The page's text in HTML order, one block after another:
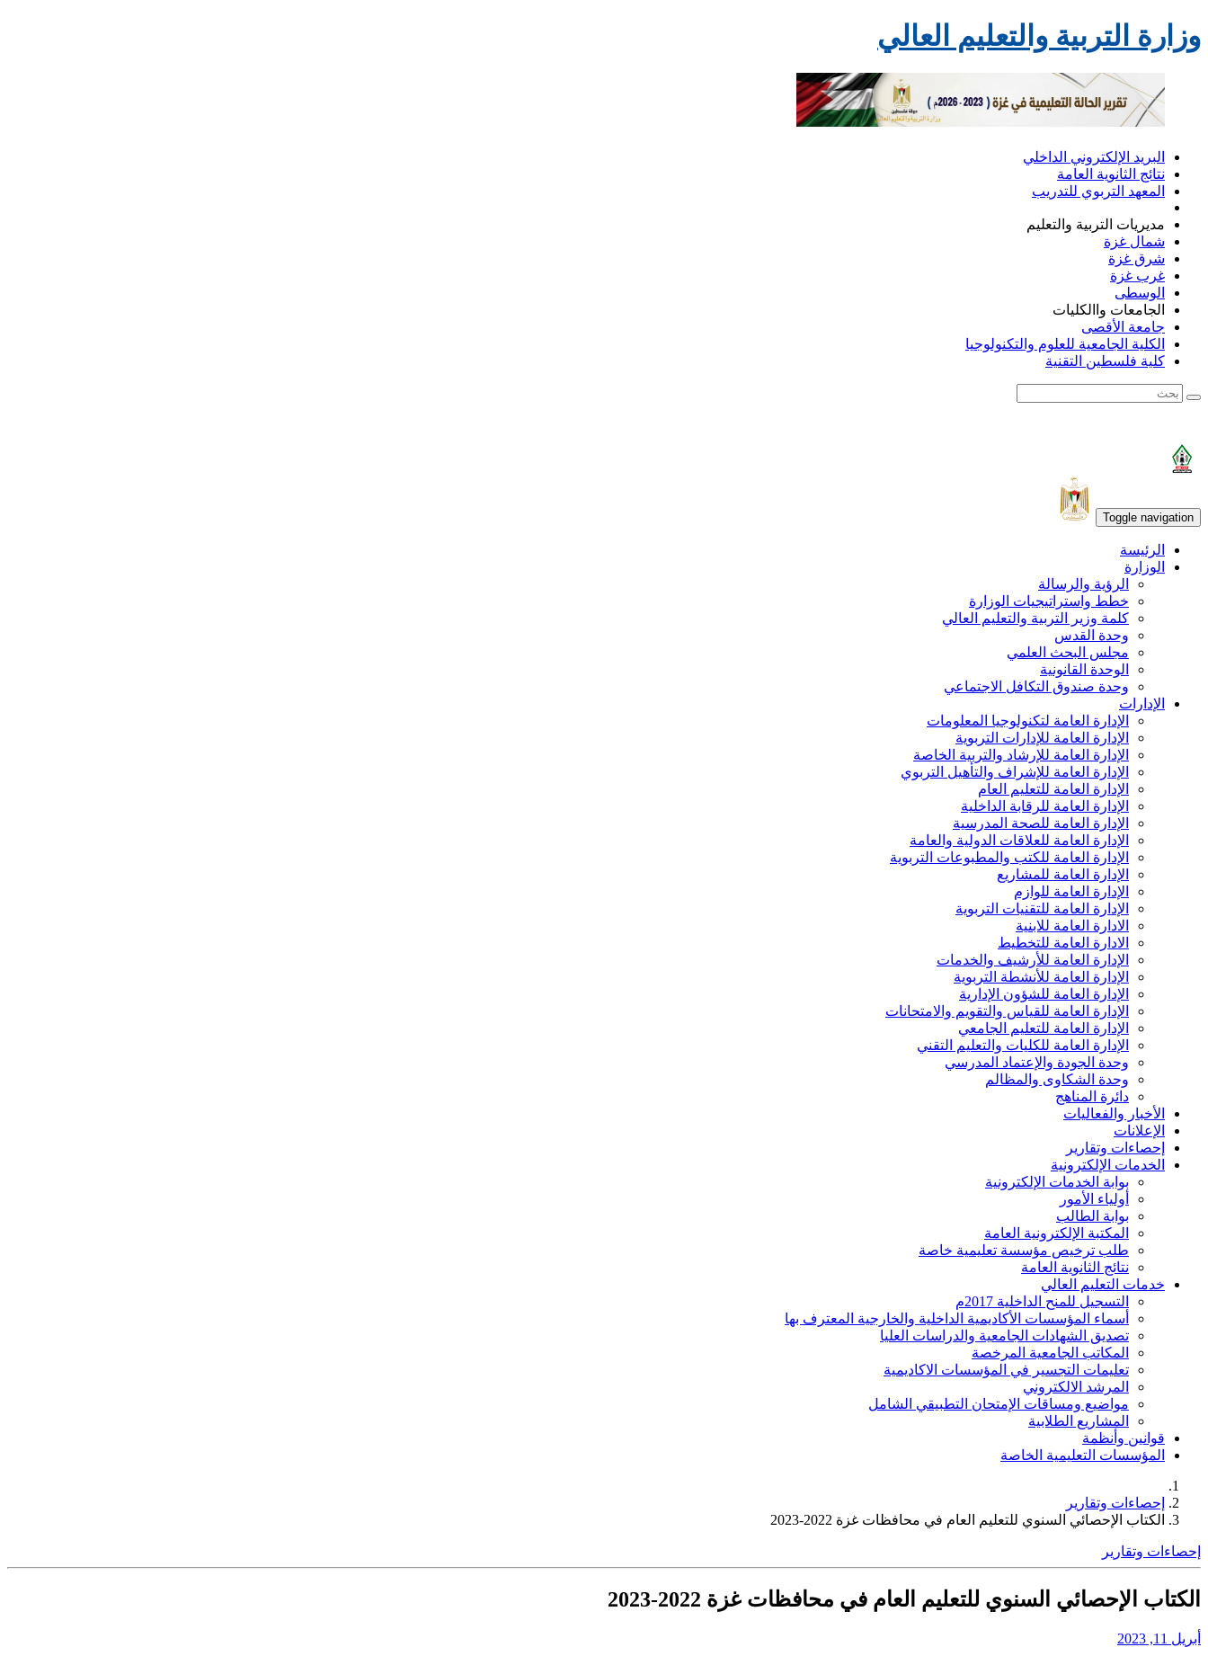
وزارة التربية والتعليم العالي
البريد الإلكتروني الداخلي
نتائج الثانوية العامة
المعهد التربوي للتدريب
مديريات التربية والتعليم
شمال غزة
شرق غزة
غرب غزة
الوسطى
الجامعات واالكليات
جامعة الأقصى
الكلية الجامعية للعلوم والتكنولوجيا
كلية فلسطين التقنية
Toggle navigation
الرئيسة
الوزارة
الرؤية والرسالة
خطط واستراتيجيات الوزارة
كلمة وزير التربية والتعليم العالي
وحدة القدس
مجلس البحث العلمي
الوحدة القانونية
وحدة صندوق التكافل الاجتماعي
الإدارات
الإدارة العامة لتكنولوجيا المعلومات
الإدارة العامة للإدارات التربوية
الإدارة العامة للإرشاد والتربية الخاصة
الإدارة العامة للإشراف والتأهيل التربوي
الإدارة العامة للتعليم العام
الإدارة العامة للرقابة الداخلية
الإدارة العامة للصحة المدرسية
الإدارة العامة للعلاقات الدولية والعامة
الإدارة العامة للكتب والمطبوعات التربوية
الإدارة العامة للمشاريع
الإدارة العامة للوازم
الإدارة العامة للتقنيات التربوية
الادارة العامة للابنية
الادارة العامة للتخطيط
الإدارة العامة للأرشيف والخدمات
الإدارة العامة للأنشطة التربوية
الإدارة العامة للشؤون الإدارية
الإدارة العامة للقياس والتقويم والامتحانات
الإدارة العامة للتعليم الجامعي
الإدارة العامة للكليات والتعليم التقني
وحدة الجودة والإعتماد المدرسي
وحدة الشكاوى والمظالم
دائرة المناهج
الأخبار والفعاليات
الإعلانات
إحصاءات وتقارير
الخدمات الإلكترونية
بوابة الخدمات الإلكترونية
أولياء الأمور
بوابة الطالب
المكتبة الإلكترونية العامة
طلب ترخيص مؤسسة تعليمية خاصة
نتائج الثانوية العامة
خدمات التعليم العالي
التسجيل للمنح الداخلية 2017م
أسماء المؤسسات الأكاديمية الداخلية والخارجية المعترف بها
تصديق الشهادات الجامعية والدراسات العليا
المكاتب الجامعية المرخصة
تعليمات التجسير في المؤسسات الاكاديمية
المرشد الالكتروني
مواضيع ومساقات الإمتحان التطبيقي الشامل
المشاريع الطلابية
قوانين وأنظمة
المؤسسات التعليمية الخاصة
إحصاءات وتقارير
الكتاب الإحصائي السنوي للتعليم العام في محافظات غزة 2022-2023
إحصاءات وتقارير
الكتاب الإحصائي السنوي للتعليم العام في محافظات غزة 2022-2023
أبريل 11, 2023